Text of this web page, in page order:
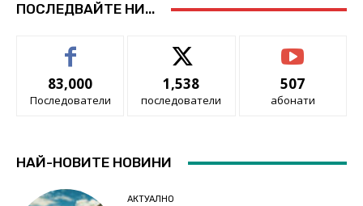
ПОСЛЕДВАЙТЕ НИ...
83,000
Последователи
1,538
последователи
507
абонати
НАЙ-НОВИТЕ НОВИНИ
АКТУАЛНО